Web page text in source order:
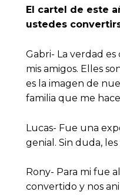
El cartel de este
ustedes
Gabri- La verdad
mis amigos. Elles
es la imagen de
familia que me
Lucas- Fue una
genial. Sin duda,
Rony- Para mi fue
convertido y nos